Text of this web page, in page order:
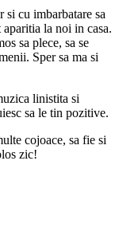
cu imbarbatare sa
aparitia la noi in casa.
sa plece, sa se
Sper sa ma si
linistita si
sa le tin pozitive.
cojoace, sa fie si
zic!